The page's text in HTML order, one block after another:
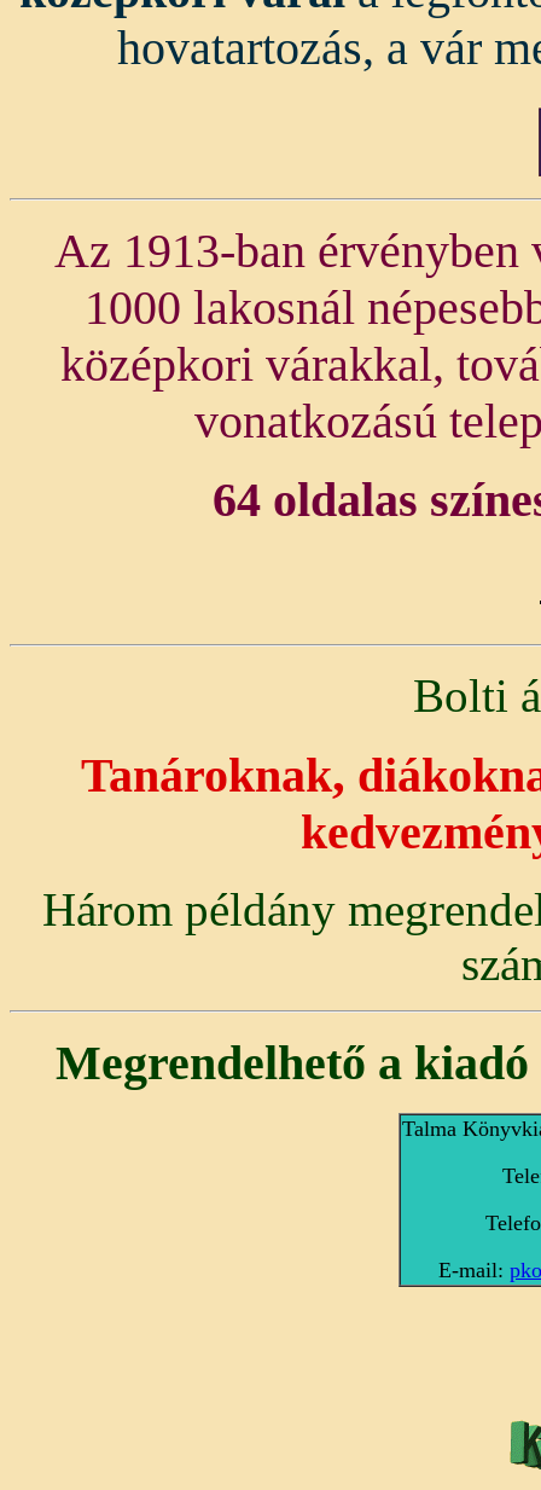
hovatartozás, a vár
Az 1913-ban érvényben
1000 lakosnál
középkori várakkal,
vonatkozású
64 oldalas
Bolti
Tanároknak,
Három példány
Megrendelhető a
Talma
E-mail: